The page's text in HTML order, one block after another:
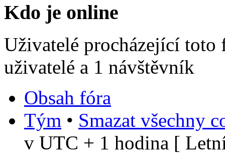
Kdo je online
Uživatelé procházející
uživatelé a 1 návštěvník
Obsah fóra
Tým • Smazat všechny
v UTC + 1 hodina [